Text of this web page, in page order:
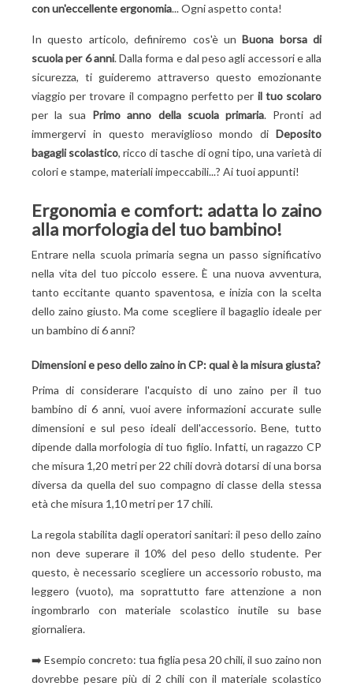
con un'eccellente ergonomia... Ogni aspetto conta!
In questo articolo, definiremo cos'è unBuona borsa di
scuola per 6 anni. Dalla forma e dal peso agli accessori e alla
sicurezza, ti guideremo attraverso questo emozionante
viaggio per trovare il compagno perfetto per il tuo scolaro
per la sua Primo anno della scuola primaria. Pronti ad
immergervi in questo meraviglioso mondo di Deposito
bagagli scolastico, ricco di tasche di ogni tipo, una varietà di
colori e stampe, materiali impeccabili...? Ai tuoi appunti!
Ergonomia e comfort: adatta lo zaino
alla morfologia del tuo bambino!
Entrare nella scuola primaria segna un passo significativo
nella vita del tuo piccolo essere. È una nuova avventura,
tanto eccitante quanto spaventosa, e inizia con la scelta
dello zaino giusto. Ma come scegliere il bagaglio ideale per
un bambino di 6 anni?
Dimensioni e peso dello zaino in CP: qual è la misura giusta?
Prima di considerare l'acquisto di uno zaino per il tuo
bambino di 6 anni, vuoi avere informazioni accurate sulle
dimensioni e sul peso ideali dell'accessorio. Bene, tutto
dipende dalla morfologia di tuo figlio. Infatti, un ragazzo CP
che misura 1,20 metri per 22 chili dovrà dotarsi di una borsa
diversa da quella del suo compagno di classe della stessa
età che misura 1,10 metri per 17 chili.
La regola stabilita dagli operatori sanitari: il peso dello zaino
non deve superare il 10% del peso dello studente. Per
questo, è necessario scegliere un accessorio robusto, ma
leggero (vuoto), ma soprattutto fare attenzione a non
ingombrarlo con materiale scolastico inutile su base
giornaliera.
➡️ Esempio concreto: tua figlia pesa 20 chili, il suo zaino non
dovrebbe pesare più di 2 chili con il materiale scolastico